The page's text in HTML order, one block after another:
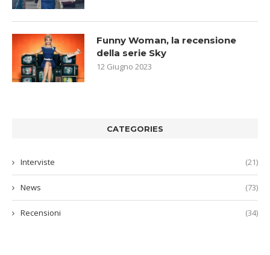
Funny Woman, la recensione
della serie Sky
12 Giugno 2023
CATEGORIES
Interviste (21)
News (73)
Recensioni (34)